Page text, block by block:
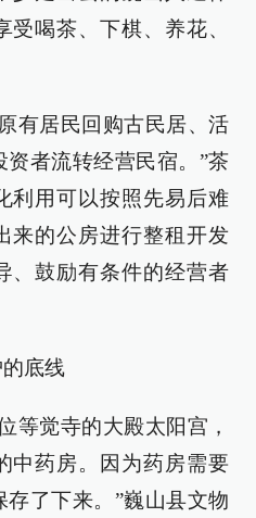
喝茶、下棋、养花、
有居民回购古民居、活
者流转经营民宿。”茶
利用可以按照先易后难
来的公房进行整租开发
、鼓励有条件的经营者
底线
等觉寺的大殿太阳宫，
中药房。因为药房需要
了下来。”巍山县文物